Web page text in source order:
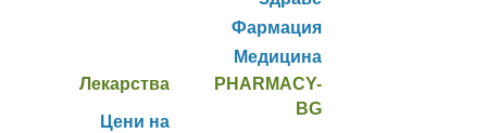
Фармация
Медицина
Лекарства
Цени на
PHARMACY-
BG